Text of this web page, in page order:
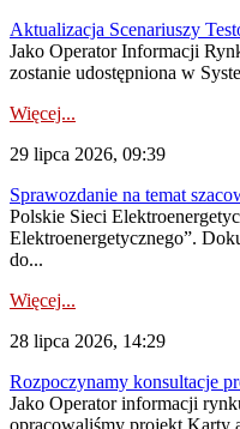
Aktualizacja Scenariuszy
Jako Operator Informacji
zostanie udostępniona w
Więcej...
29 lipca 2026, 09:39
Sprawozdanie na temat
Polskie Sieci
Elektroenergetycznego”.
do...
Więcej...
28 lipca 2026, 14:29
Rozpoczynamy konsultacje
Jako Operator informacji
opracowaliśmy projekt Karty